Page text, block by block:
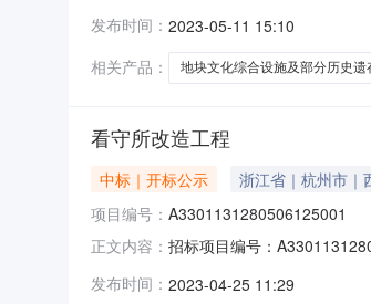
1794.850000，工期：90，
发布时间： 2023-05-11 15:10
相关产品：
地块文化综合设施及部分历史遗
看守所改造工程
中标｜开标公示
浙江省｜杭州市｜
项目编号： A3301131280506125001
正文内容： 招标项目编号：
2023/04/24；投标人名称：
发布时间： 2023-04-25 11:29